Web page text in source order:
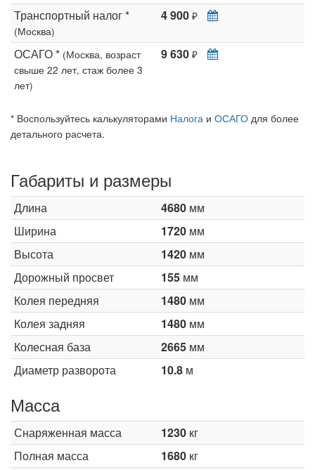
Транспортный налог *
(Москва)
4 900 ₽
ОСАГО * (Москва, возраст
свыше 22 лет, стаж более 3
лет)
9 630 ₽
* Воспользуйтесь калькуляторами Налога и ОСАГО для более
детального расчета.
Габариты и размеры
Длина 4680 мм
Ширина
1720 мм
Высота
1420 мм
Дорожный просвет
155 мм
Колея передняя
1480 мм
Колея задняя
1480 мм
Колесная база
2665 мм
Диаметр разворота
10.8 м
Масса
Снаряженная масса 1230 кг
Полная масса
1680 кг